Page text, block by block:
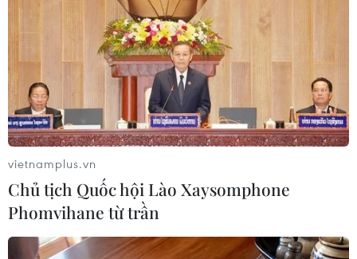
#Giá dầu #Giá dầu ngọt nhẹ Mỹ
#Giá dầu Brent
#Bầu cử Tổng thống
#Thỏa thuận hạt nhân
Theo dõi VietnamPlus
vietnamplus.vn
Chủ tịch Quốc hội Lào Xaysomphone
Phomvihane từ trần